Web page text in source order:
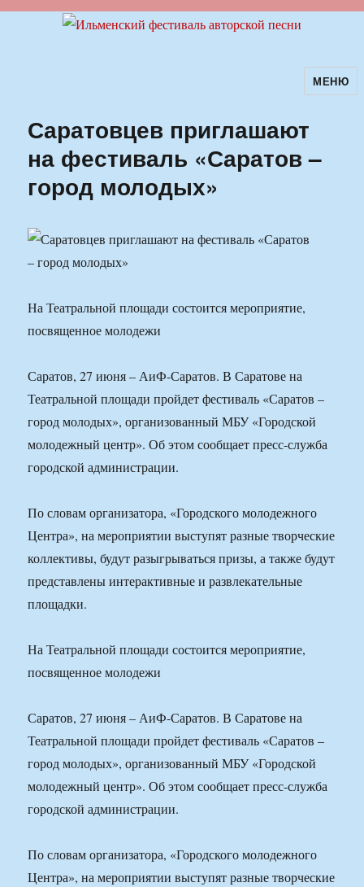
Ильменский фестиваль авторскойМЕНЮ
Саратовцев приглашают
на фестиваль «Саратов –
город молодых»
На Театральной площади состоится мероприятие,
посвященное молодежи
Саратов, 27 июня – АиФ-Саратов. В Саратове на
Театральной площади пройдет фестиваль «Саратов –
город молодых», организованный МБУ «Городской
молодежный центр». Об этом сообщает пресс-служба
городской администрации.
По словам организатора, «Городского молодежного
Центра», на мероприятии выступят разные творческие
коллективы, будут разыгрываться призы, а также будут
представлены интерактивные и развлекательные
площадки.
На Театральной площади состоится мероприятие,
посвященное молодежи
Саратов, 27 июня – АиФ-Саратов. В Саратове на
Театральной площади пройдет фестиваль «Саратов –
город молодых», организованный МБУ «Городской
молодежный центр». Об этом сообщает пресс-служба
городской администрации.
По словам организатора, «Городского молодежного
Центра», на мероприятии выступят разные творческие